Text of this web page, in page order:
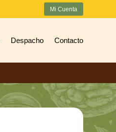
Mi Cuenta
Despacho Contacto